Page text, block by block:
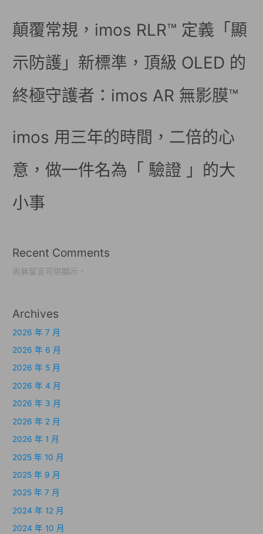
顛覆常規，imos RLR™ 定義「顯
示防護」新標準，頂級 OLED 的
終極守護者：imos AR 無影膜™
imos 用三年的時間，二倍的心
意，做一件名為「 驗證 」的大
小事
Recent Comments
尚無留言可供顯示。
Archives
2026 年 7 月
2026 年 6 月
2026 年 5 月
2026 年 4 月
2026 年 3 月
2026 年 2 月
2026 年 1 月
2025 年 10 月
2025 年 9 月
2025 年 7 月
2024 年 12 月
2024 年 10 月